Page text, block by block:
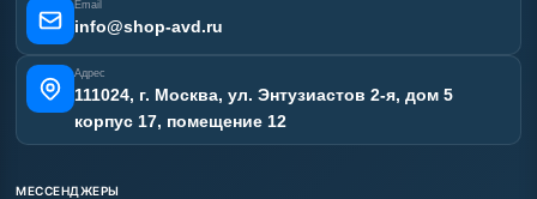
Карта сайта
Email
info@shop-avd.ru
Адрес
111024, г. Москва, ул. Энтузиастов 2-я, дом 5
корпус 17, помещение 12
МЕССЕНДЖЕРЫ